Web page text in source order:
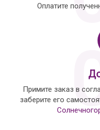
Оплатите
Примите заказ в
заберите его